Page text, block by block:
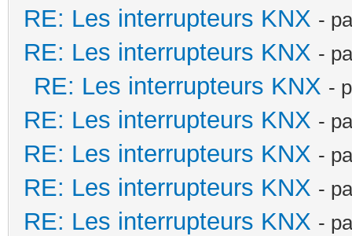
RE: Les interrupteurs KNX -
RE: Les interrupteurs KNX -
RE: Les interrupteurs KNX -
RE: Les interrupteurs KNX -
RE: Les interrupteurs KNX -
RE: Les interrupteurs KNX -
RE: Les interrupteurs KNX -